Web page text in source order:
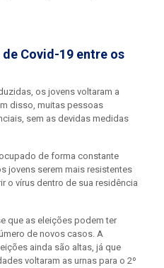
Covid-19 entre os
os jovens voltaram a
disso, muitas pessoas
sem as devidas medidas
de forma constante
jovens serem mais resistentes
o vírus dentro de sua residência
que as eleições podem ter
de novos casos. A
ainda são altas, já que
voltaram as urnas para o 2º